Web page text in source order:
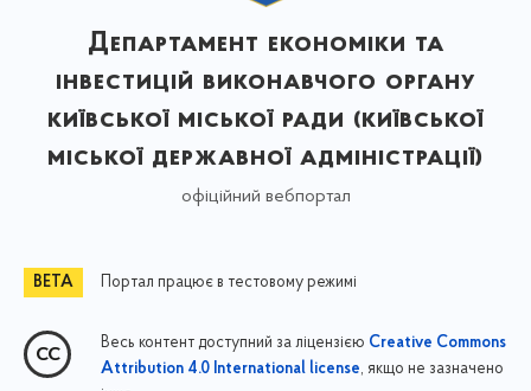
Департамент економіки та
інвестицій виконавчого органу
київської міської ради (київської
міської державної адміністрації)
офіційний вебпортал
Портал працює в тестовому режимі
Весь контент доступний за ліцензією Creative Commons
Attribution 4.0 International license, якщо не зазначено